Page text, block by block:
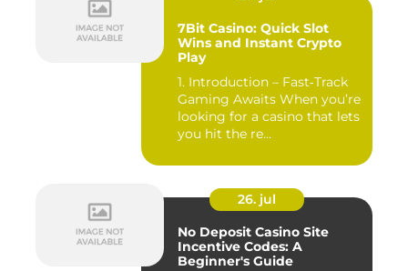
7Bit Casino: Quick Slot
Wins and Instant Crypto
Play
1. Introduction – Fast‑Track
Gaming Awaits When you’re
looking for a casino that lets
you hit the re...
26. jul
No Deposit Casino Site
Incentive Codes: A
Beginner's Guide